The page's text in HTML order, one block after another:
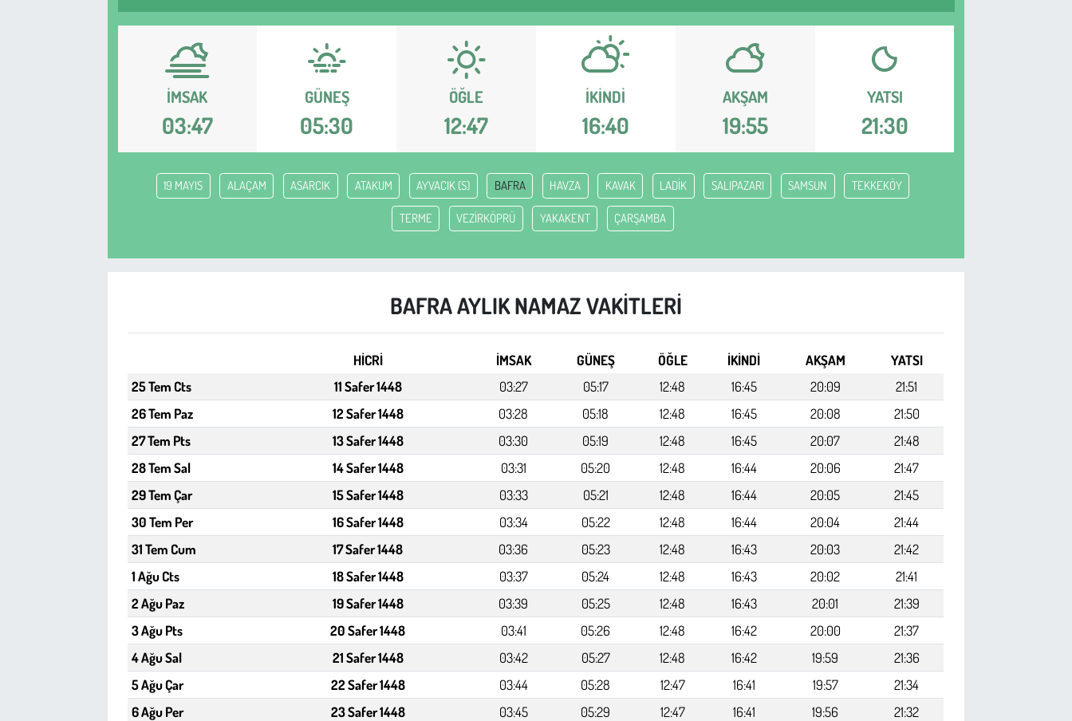
İMSAK
03:47
GÜNEŞ
05:30
ÖĞLE
12:47
İKINDI
16:40
AKŞAM
19:55
YATSI
21:30
19 MAYIS ALAÇAM ASARCIK ATAKUM AYVACIK (S) BAFRA HAVZA KAVAK LADİK SALIPAZARI SAMSUN TEKKEKÖY
TERME VEZİRKÖPRÜ YAKAKENT ÇARŞAMBA
BAFRA AYLIK NAMAZ VAKITLERI
HİCRİ İMSAK GÜNEŞ ÖĞLE İKINDI AKŞAM
YATSI
25 Tem Cts
11 Safer 1448 03:27 05:17 12:48 16:45 20:09
21:51
26 Tem Paz
12 Safer 1448 03:28 05:18 12:48 16:45 20:08
21:50
27 Tem Pts
13 Safer 1448 03:30 05:19 12:48 16:45 20:07
21:48
28 Tem Sal
14 Safer 1448 03:31 05:20 12:48 16:44 20:06
21:47
29 Tem Çar
15 Safer 1448 03:33 05:21 12:48 16:44 20:05
21:45
30 Tem Per
16 Safer 1448 03:34 05:22 12:48 16:44 20:04
21:44
31 Tem Cum
17 Safer 1448 03:36 05:23 12:48 16:43 20:03
21:42
1 Ağu Cts
18 Safer 1448 03:37 05:24 12:48 16:43 20:02
21:41
2 Ağu Paz
19 Safer 1448 03:39 05:25 12:48 16:43 20:01
21:39
3 Ağu Pts
20 Safer 1448 03:41 05:26 12:48 16:42 20:00
21:37
4 Ağu Sal
21 Safer 1448 03:42 05:27 12:48 16:42 19:59
21:36
5 Ağu Çar
22 Safer 1448 03:44 05:28 12:47 16:41 19:57
21:34
6 Ağu Per
23 Safer 1448 03:45 05:29 12:47 16:41 19:56
21:32